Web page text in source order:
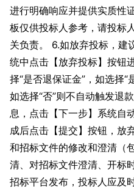
进行明确响应并提供实质性
板仅供投标人参考，请投标
关负责。 6.如放弃投标，建
统中点击【放弃投标】按钮
择“是否退保证金”，如选择“
如选择“否”则不自动触发退
息，点击【下一步】系统自
成后点击【提交】按钮，放
和招标文件的修改和澄清（
清、对招标文件澄清、开标
招标平台发布，投标人应及